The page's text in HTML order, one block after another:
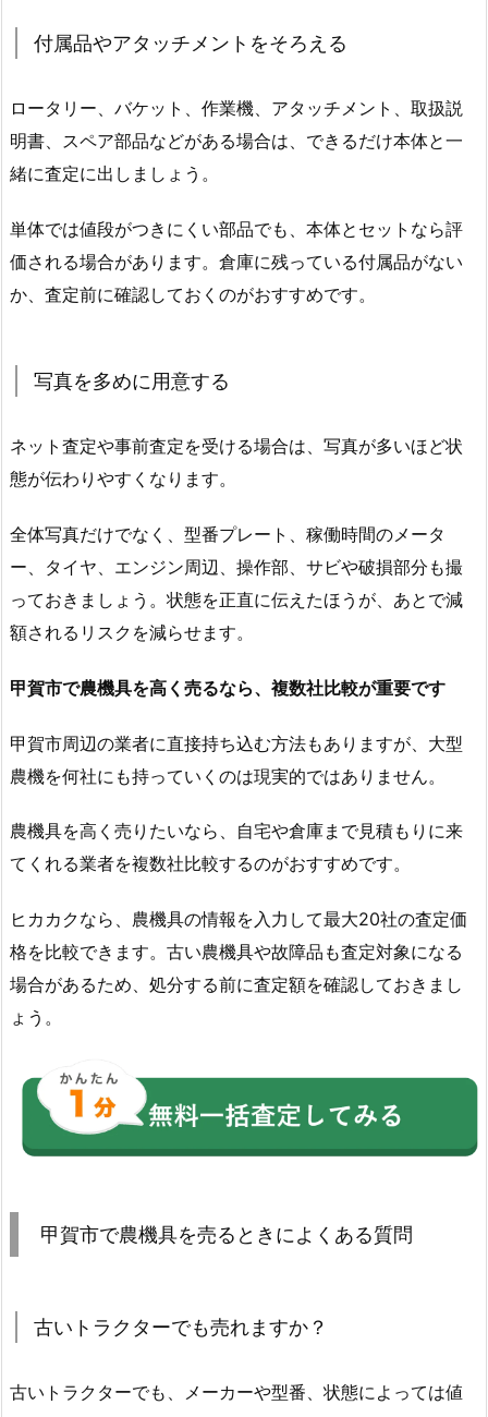
付属品やアタッチメントをそろえる
ロータリー、バケット、作業機、アタッチメント、取扱説
明書、スペア部品などがある場合は、できるだけ本体と一
緒に査定に出しましょう。
単体では値段がつきにくい部品でも、本体とセットなら評
価される場合があります。倉庫に残っている付属品がない
か、査定前に確認しておくのがおすすめです。
写真を多めに用意する
ネット査定や事前査定を受ける場合は、写真が多いほど状
態が伝わりやすくなります。
全体写真だけでなく、型番プレート、稼働時間のメータ
ー、タイヤ、エンジン周辺、操作部、サビや破損部分も撮
っておきましょう。状態を正直に伝えたほうが、あとで減
額されるリスクを減らせます。
甲賀市で農機具を高く売るなら、複数社比較が重要です
甲賀市周辺の業者に直接持ち込む方法もありますが、大型
農機を何社にも持っていくのは現実的ではありません。
農機具を高く売りたいなら、自宅や倉庫まで見積もりに来
てくれる業者を複数社比較するのがおすすめです。
ヒカカクなら、農機具の情報を入力して最大20社の査定価
格を比較できます。古い農機具や故障品も査定対象になる
場合があるため、処分する前に査定額を確認しておきまし
ょう。
甲賀市で農機具を売るときによくある質問
古いトラクターでも売れますか？
古いトラクターでも、メーカーや型番、状態によっては値